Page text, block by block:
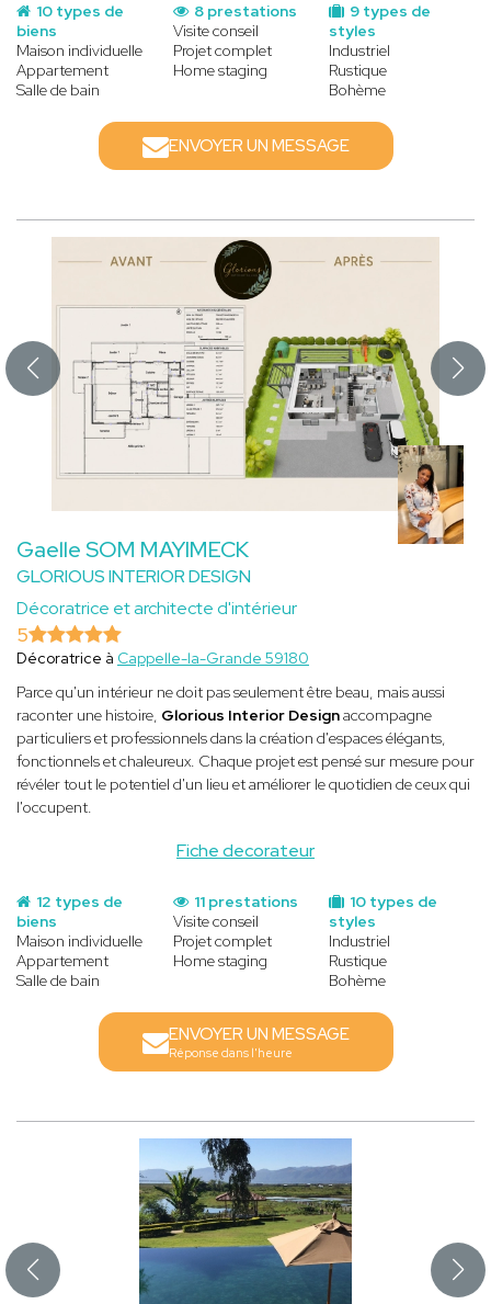
10 types de
biens
Maison individuelle
Appartement
Salle de bain
9 types de
styles
Industriel
Rustique
Bohème
8 prestations
Visite conseil
Projet complet
Home staging
ENVOYER UN MESSAGE
Gaelle SOM MAYIMECK
GLORIOUS INTERIOR DESIGN
Décoratrice et architecte d'intérieur
Fiche decorateur
5
Décoratrice à Cappelle-la-Grande 59180
Parce qu'un intérieur ne doit pas seulement être beau, mais aussi
raconter une histoire, Glorious Interior Designaccompagne
particuliers et professionnels dans la création d'espaces élégants,
fonctionnels et chaleureux. Chaque projet est pensé sur mesure pour
révéler tout le potentiel d'un lieu et améliorer le quotidien de ceux qui
l'occupent.
12 types de
biens
Maison individuelle
Appartement
Salle de bain
10 types de
styles
Industriel
Rustique
Bohème
11 prestations
Visite conseil
Projet complet
Home staging
ENVOYER UN MESSAGE
Réponse dans l'heure